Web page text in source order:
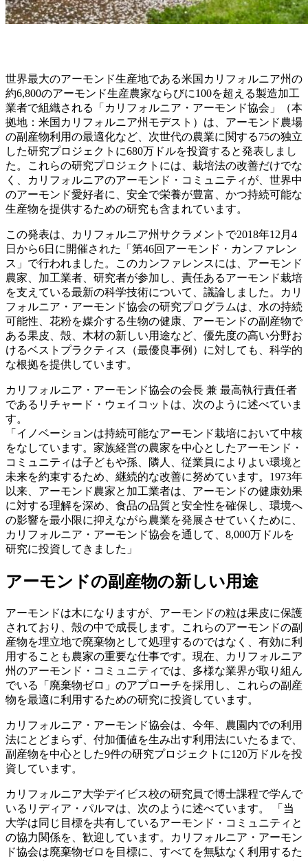
世界最大のアーモンド生産地である米国カリフォルニア州の
約6,800のアーモンド生産農家ならびに100を超える製造加工
業者で組織される「カリフォルニア・アーモンド協会」（本
拠地：米国カリフォルニア州モデスト）は、アーモンド農場
の副産物利用の最適化など、次世代の農業に関する75の独立
した研究プロジェクトに680万ドルを投資すると発表しまし
た。これらの研究プロジェクトには、栽培法の改善だけでな
く、カリフォルニアのアーモンド・コミュニティが、世界中
のアーモンド愛好者に、安全で栄養が豊富、かつ持続可能な
生産物を提供するための研究も含まれています。
この発表は、カリフォルニア州サクラメントで2018年12月4
日から6日に開催された「第46回アーモンド・カンファレン
ス」で行われました。このカンファレンスには、アーモンド
農家、加工業者、研究者が参加し、責任あるアーモンド栽培
を支えている最新の科学技術について、議論しました。カリ
フォルニア・アーモンド協会の研究プログラムは、水の持続
可能性、花粉を媒介する生物の健康、アーモンドの副産物で
ある果皮、殻、木材の新しい用途など、優先度の高い分野お
けるベストプラクティス（最優良事例）に対しても、科学的
な根拠を提供しています。
カリフォルニア・アーモンド協会の会長 兼 最高執行責任者
であるリチャード・ウェイコットは、次のように述べていま
す。
「イノベーションは持続可能なアーモンド栽培において中核
をなしています。家族経営の農家を中心としたアーモンド・
コミュニティは子どもや孫、隣人、従業員によりよい環境と
未来を約束するため、継続的な改善に努めています。1973年
以来、アーモンド農家と加工業者は、アーモンドの健康効果
に対する理解を深め、食品の品質と安全性を確保し、環境へ
の影響を最小限に抑えながら農業を発展させていくために、
カリフォルニア・アーモンド協会を通して、8,000万ドルを
研究に投資してきました」
アーモンドの副産物の新しい用途
アーモンドは木になりますが、アーモンドの粒は果皮に保護
されており、殻の中で成長します。これらのアーモンドの副
産物を埋立地で廃棄物として処理するのではなく、有効に利
用することも農家の重要な仕事です。現在、カリフォルニア
州のアーモンド・コミュニティでは、多様な業界が取り組ん
でいる「廃棄物ゼロ」のアプローチを採用し、これらの副産
物を最適に利用するための研究に投資しています。
カリフォルニア・アーモンド協会は、今年、農園内での利用
法にとどまらず、付加価値を生み出す利用法にいたるまで、
副産物を中心とした9件の研究プロジェクトに120万ドルを投
資しています。
カリフォルニア大学デイビス校の研究員で博士課程で学んで
いるリディア・パルマは、次のように述べています。 「当
大学は同じ目標を共有しているアーモンド・コミュニティと
の協力関係を、歓迎しています。カリフォルニア・アーモン
ド協会は廃棄物ゼロを目標に、すべてを無駄なく利用するた